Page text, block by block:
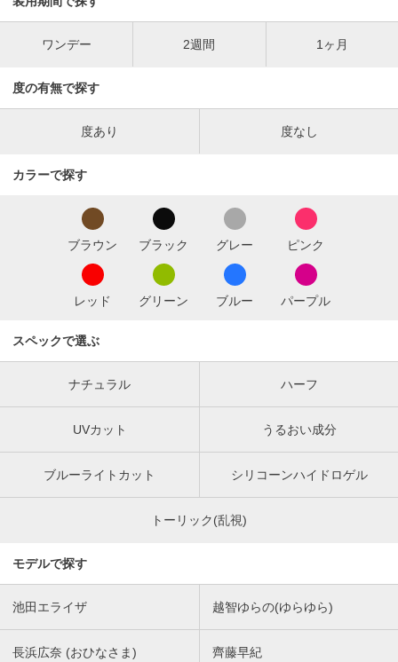
ワンデー 2週間 1ヶ月
度の有無で探す
度あり 度なし
カラーで探す
ブラウン ブラック グレー ピンク
レッド グリーン ブルー パープル
スペックで選ぶ
ナチュラル ハーフ
UVカット うるおい成分
ブルーライトカット シリコーンハイドロゲル
トーリック(乱視)
モデルで探す
池田エライザ 越智ゆらの(ゆらゆら)
長浜広奈 (おひなさま) 齊藤早紀